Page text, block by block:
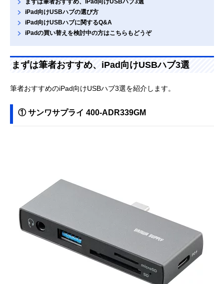
まずは筆者おすすめ、iPad向けUSBハブ3選
iPad向けUSBハブの選び方
iPad向けUSBハブに関するQ&A
iPadの買い替えを検討中の方はこちらもどうぞ
まずは筆者おすすめ、iPad向けUSBハブ3選
筆者おすすめのiPad向けUSBハブ3選を紹介します。
① サンワサプライ 400-ADR339GM